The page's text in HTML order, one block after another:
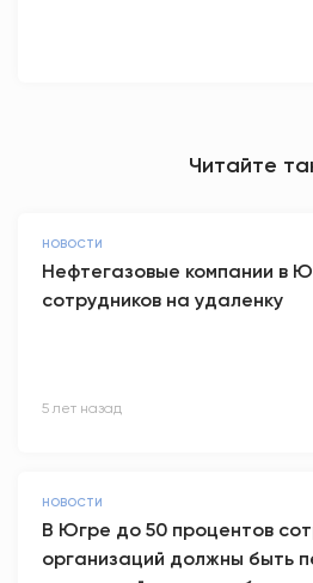
Читайте
НОВОСТИ
Нефтегазовые компании в
сотрудников на удаленку
5 лет назад
НОВОСТИ
В Югре до 50 процентов
организаций должны быть